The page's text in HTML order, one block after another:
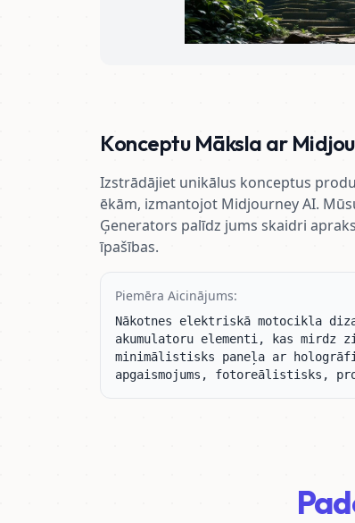
Konceptu Māksla ar
Izstrādājiet unikālus konceptus
ēkām, izmantojot Midjourney AI.
Ģenerators palīdz jums skaidri
īpašības.
Piemēra Aicinājums:
Nākotnes elektriskā motocikla
akumulatoru elementi, kas
minimālistisks paneļa ar
apgaismojums, fotoreālistisks,